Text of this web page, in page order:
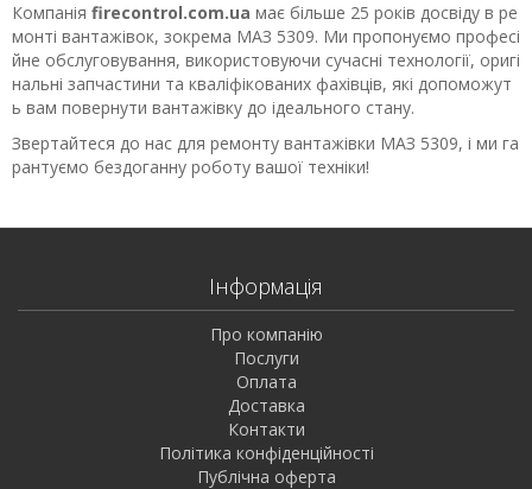
Компанія firecontrol.com.ua має більше 25 років досвіду в ре
монті вантажівок, зокрема МАЗ 5309. Ми пропонуємо професі
йне обслуговування, використовуючи сучасні технології, оригі
нальні запчастини та кваліфікованих фахівців, які допоможут
ь вам повернути вантажівку до ідеального стану.
Звертайтеся до нас для ремонту вантажівки МАЗ 5309, і ми га
рантуємо бездоганну роботу вашої техніки!
Інформація
Про компанію
Послуги
Оплата
Доставка
Контакти
Політика конфіденційності
Публічна оферта